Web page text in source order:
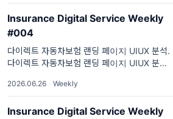
는 자녀 안전 UX - From Apple WWDC
2026. 금융&라이프 U...
Insurance Digital Service Weekly
#004
다이렉트 자동차보험 랜딩 페이지 UIUX 분석.
다이렉트 자동차보험 랜딩 페이지 UIUX 분석
렉트 자동차보험 가입은 다양한 특약과 복잡한
조건을 비교해야 하는 대표적인 고관여 서비스
2026.06.26 · Weekly
Insurance Digital Service Weekly